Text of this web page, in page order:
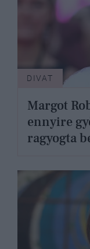
DIVAT
Margot
ennyire
ragyogta